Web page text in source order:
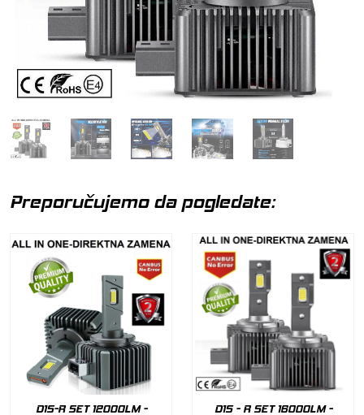
Preporučujemo da pogledate:
D1S-R SET 12000LM - D1S - R SET 16000LM -